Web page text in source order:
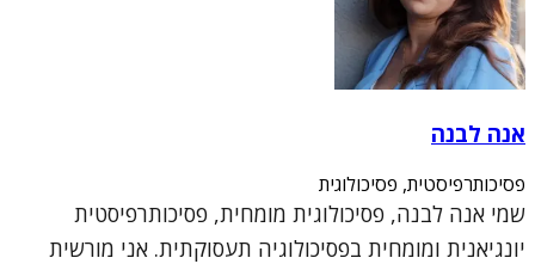
אנה לבנה
פסיכותרפיסטית, פסיכולוגית
שמי אנה לבנה, פסיכולוגית מומחית, פסיכותרפיסטית
יונגיאנית ומומחית בפסיכולוגיה תעסוקתית. אני מורשית